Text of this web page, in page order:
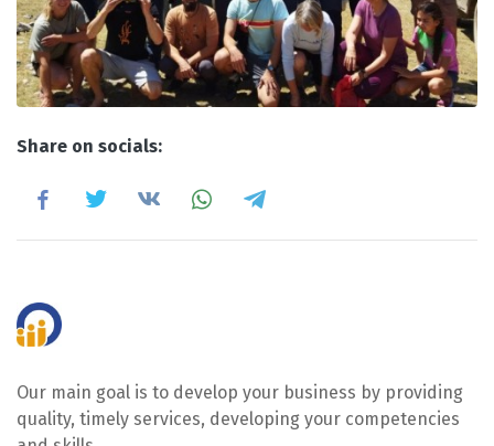
Share on socials:
Our main goal is to develop your business by providing
quality, timely services, developing your competencies